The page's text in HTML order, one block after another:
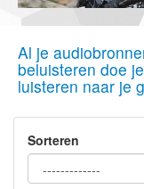
Al je
beluisteren doe
luisteren naar je
Sorteren